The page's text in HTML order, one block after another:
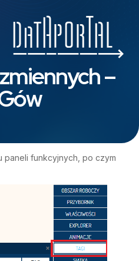
–
paneli funkcyjnych, po czym